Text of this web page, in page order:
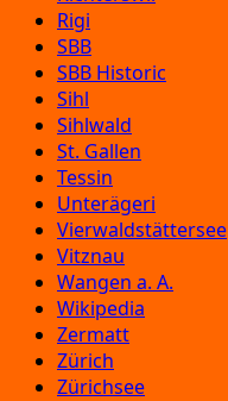
Rigi
SBB
SBB Historic
Sihl
Sihlwald
St. Gallen
Tessin
Unterägeri
Vierwaldstättersee
Vitznau
Wangen a. A.
Wikipedia
Zermatt
Zürich
Zürichsee